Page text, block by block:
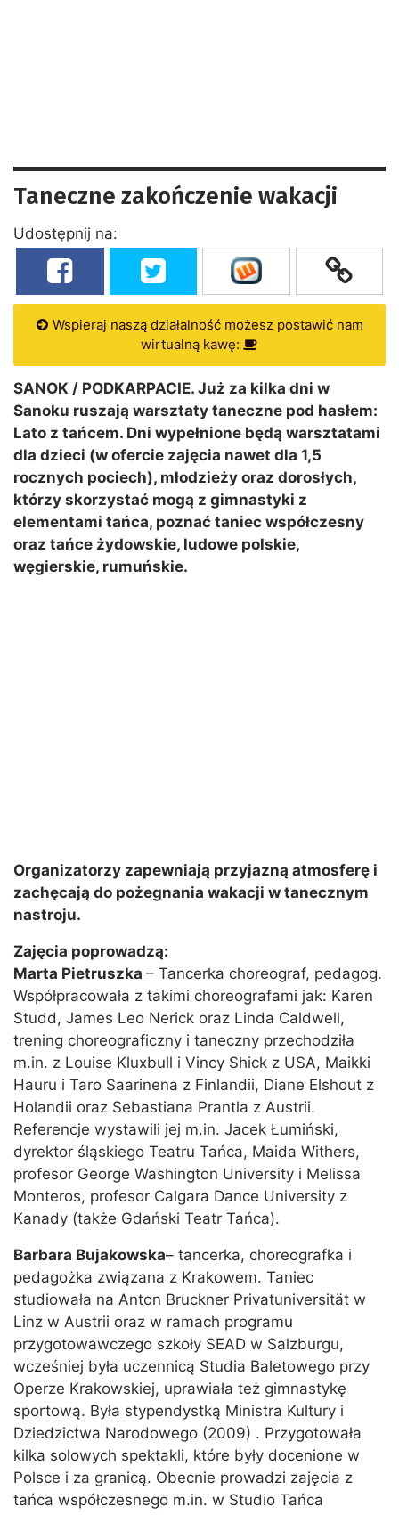
Taneczne zakończenie wakacji
Udostępnij na:
Wspieraj naszą działalność możesz postawić nam
wirtualną kawę:
SANOK / PODKARPACIE. Już za kilka dni w
Sanoku ruszają warsztaty taneczne pod hasłem:
Lato z tańcem. Dni wypełnione będą warsztatami
dla dzieci (w ofercie zajęcia nawet dla 1,5
rocznych pociech), młodzieży oraz dorosłych,
którzy skorzystać mogą z gimnastyki z
elementami tańca, poznać taniec współczesny
oraz tańce żydowskie, ludowe polskie,
węgierskie, rumuńskie.
Organizatorzy zapewniają przyjazną atmosferę i
zachęcają do pożegnania wakacji w tanecznym
nastroju.
Zajęcia poprowadzą:
Marta Pietruszka – Tancerka choreograf, pedagog.
Współpracowała z takimi choreografami jak: Karen
Studd, James Leo Nerick oraz Linda Caldwell,
trening choreograficzny i taneczny przechodziła
m.in. z Louise Kluxbull i Vincy Shick z USA, Maikki
Hauru i Taro Saarinena z Finlandii, Diane Elshout z
Holandii oraz Sebastiana Prantla z Austrii.
Referencje wystawili jej m.in. Jacek Łumiński,
dyrektor śląskiego Teatru Tańca, Maida Withers,
profesor George Washington University i Melissa
Monteros, profesor Calgara Dance University z
Kanady (także Gdański Teatr Tańca).
Barbara Bujakowska– tancerka, choreografka i
pedagożka związana z Krakowem. Taniec
studiowała na Anton Bruckner Privatuniversität w
Linz w Austrii oraz w ramach programu
przygotowawczego szkoły SEAD w Salzburgu,
wcześniej była uczennicą Studia Baletowego przy
Operze Krakowskiej, uprawiała też gimnastykę
sportową. Była stypendystką Ministra Kultury i
Dziedzictwa Narodowego (2009) . Przygotowała
kilka solowych spektakli, które były docenione w
Polsce i za granicą. Obecnie prowadzi zajęcia z
tańca współczesnego m.in. w Studio Tańca